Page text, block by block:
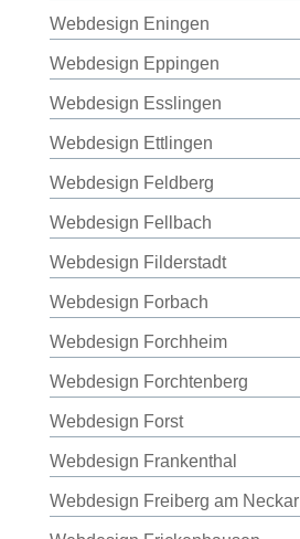
Webdesign Eningen
Webdesign Eppingen
Webdesign Esslingen
Webdesign Ettlingen
Webdesign Feldberg
Webdesign Fellbach
Webdesign Filderstadt
Webdesign Forbach
Webdesign Forchheim
Webdesign Forchtenberg
Webdesign Forst
Webdesign Frankenthal
Webdesign Freiberg am Neckar